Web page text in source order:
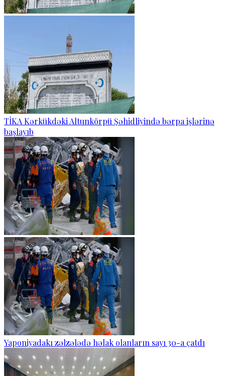
TİKA Kərkükdəki Altunkörpü Şəhidliyində bərpa işlərinə
başlayıb
Yaponiyadakı zəlzələdə həlak olanların sayı 30-a çatdı